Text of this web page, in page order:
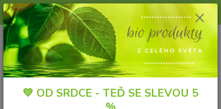
Slunce, koupání a horko dávají vlasům zabrat. Dopřejte jim šetrnou péči s
přírodní vlasovou kosmetikou.
Menu
CZK
+420 606 912 887
9-18:00 hod.
0 ks
za 0,00 Kč
💚 OD SRDCE - TEĎ SE SLEVOU 5